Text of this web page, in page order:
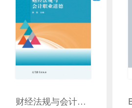
财经法规与会计职业道德